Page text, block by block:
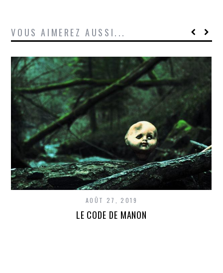
VOUS AIMEREZ AUSSI...
AOÛT 27, 2019
LE CODE DE MANON